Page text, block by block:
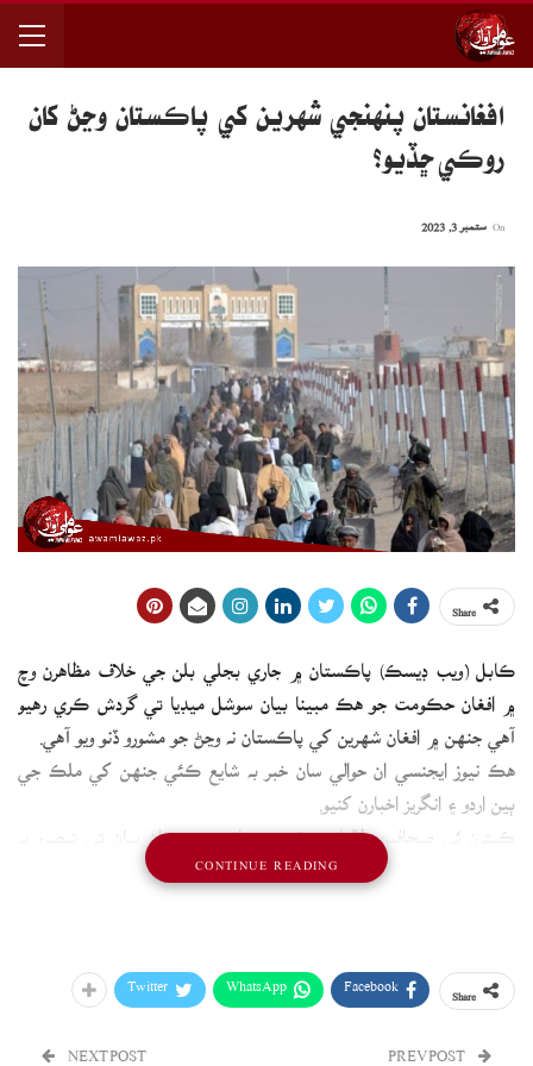
افغانستان پنهنجي شهرين کي پاڪستان وڃڻ کان
روڪي ڇڏيو؟
ڪابل (ويب ڊيسڪ) پاڪستان ۾ جاري بجلي بلن جي خلاف مظاهرن وچ
۾ افغان حڪومت جو هڪ مبينا بيان سوشل ميڊيا تي گردش ڪري رهيو
آهي جنهن ۾ افغان شهرين کي پاڪستان نه وڃڻ جو مشورو ڏنو ويو آهي.
هڪ نيوز ايجنسي ان حوالي سان خبر به شايع ڪئي جنهن کي ملڪ جي
ٻين اردو ۽ انگريز اخبارن کنيو.
ڪيترن ئي صحافين طالبان حڪومت سان منسوب ان بيان تي تبصرو به
پر هڪ خابرو اداري پنهنجي هڪ رپورٽ ۾ چيو آهي ته اهو بيان مئي ۾ پي
اهو مبينا طور تي ڪجهه اولهه ملڪن طرفان پاڪستان جو سفر ڪرڻ جي
Facebook
WhatsApp
Twitter
NEXT POST